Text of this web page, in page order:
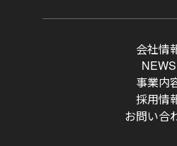
会社情
NEWS
事業内
採用情
お問い合